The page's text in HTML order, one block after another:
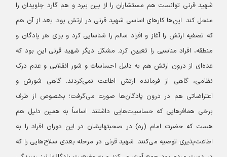
شهید قرنی توانست هم مستشاران را از بین ببرد و هم گارد جاویدان را
منحل کند. این‌ها کارهای اساسی شهید قرنی در ارتش بود. بعد از آن هم
که تصفیه ارتش را آغاز و افراد سالم را شناسایی کرد و برای هر پادگان و
منطقه، افراد مناسبی را تعیین کرد. مشکل دیگر شهید قرنی این بود که
عده‌ای از درون ارتش هم به دلیل احساسات و شور انقلابی و عدم درک
نظامی، گاهی از فرمانده ارتش اطاعت نمی‌کردند. گاهی شورش و
اعتراضاتی هم در درون پادگان‌ها صورت می‌گرفت؛ بخصوص از طرف
برخی همافرهایی که حساسیت‌هایی داشتند. اساساً به همین دلیل هم
هست که حضرت امام (ره) در صحبتهایشان در این دوران افراد را به
اطاعت‌پذیری توصیه می‌کنند. شهید قرنی در مرحله بعدی سلاح‌هایی را که